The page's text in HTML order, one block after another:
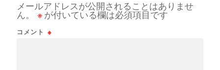
メールアドレスが公開されることはありませ
ん。
※ が付いている欄は必須項目です
コメント ※